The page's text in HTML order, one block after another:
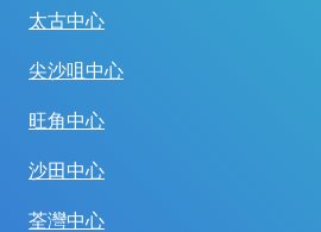
太古中心
尖沙咀中心
旺角中心
沙田中心
荃灣中心